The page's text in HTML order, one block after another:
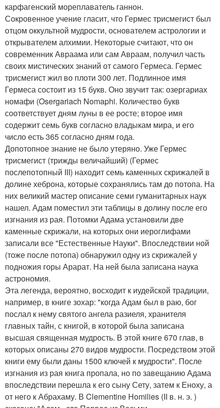
карфагенский мореплаватель ганнон.
Сокровенное учение гласит, что Гермес трисмегист был
отцом оккультной мудрости, основателем астрологии и
открывателем алхимии. Некоторые считают, что он
современник Авраама или сам Авраам, получил часть
своих мистических знаний от самого Гермеса. Гермес
трисмегист жил во плоти 300 лет. Подлинное имя
Гермеса состоит из 15 букв. Оно звучит так: озергариах
номафи (Osergariach Nomaphi. Количество букв
соответствует дням луны в ее росте; второе имя
содержит семь букв согласно владыкам мира, и его
число есть 365 согласно дням года.
Допотопное знание не было утеряно. Уже Гермес
трисмегист (трижды величайший) (Гермес
послепотопный III) находит семь каменных скрижалей в
долине хеброна, которые сохранялись там до потопа. На
них великий мастер описание семи гуманитарных наук
нашел. Адам поместил эти таблицы в долину после его
изгнания из рая. Потомки Адама установили две
каменные скрижали, на которых они иероглифами
записали все "Естественные Науки". Впоследствии ной
(тоже после потопа) обнаружил одну из скрижалей у
подножия горы Арарат. На ней была записана наука
астрономия.
Эта легенда, вероятно, восходит к иудейской традиции,
например, в книге зохар: "когда Адам был в раю, бог
послал к нему святого ангела разиеля, хранителя
главных тайн, с книгой, в которой была записана
высшая священная мудрость. В этой книге 670 глав, в
которых описаны 270 видов мудрости. Посредством этой
книги ему были даны 1500 ключей к мудрости". После
изгнания из рая книга пропала, но по завещанию Адама
впоследствии перешла к его сыну Сету, затем к Еноху, а
от него к Абрахаму. В Clementine Homilies (II в. н. э. )